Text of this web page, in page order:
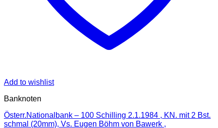
Add to wishlist
Banknoten
Österr.Nationalbank – 100 Schilling 2.1.1984 , KN. mit 2 Bst.
schmal (20mm), Vs. Eugen Böhm von Bawerk ,